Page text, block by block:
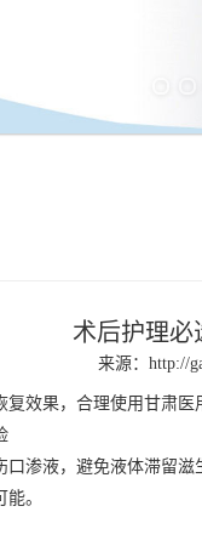
术后护理必
来源： http://
效果，合理使用甘肃医
口渗液，避免液体滞留
。